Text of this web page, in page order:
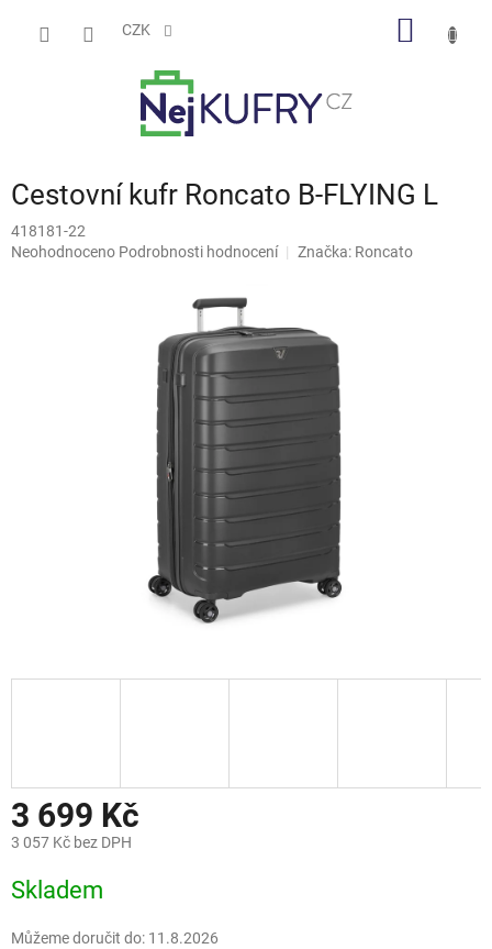
CZK
Cestovní kufr Roncato B-FLYING L
418181-22
Průměrné
Neohodnoceno Podrobnosti hodnocení Značka: Roncato
3 699 Kč
3 057 Kč bez DPH
cena:
Skladem
Můžeme doručit do: 11.8.2026